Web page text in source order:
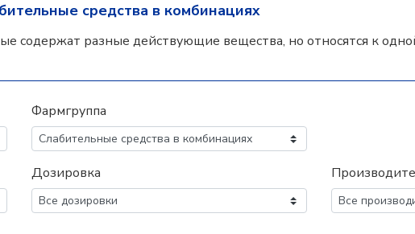
средства в комбинациях
содержат разные действующие вещества, но относятся к
Фармгруппа
Дозировка